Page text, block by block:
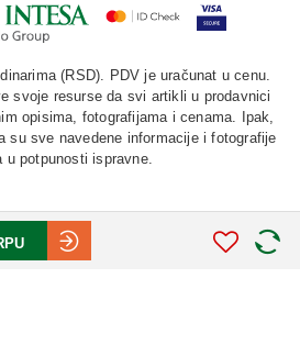
(RSD). PDV je uračunat u cenu.
svoje resurse da svi artikli u prodavnici
opisima, fotografijama i cenama. Ipak,
su sve navedene informacije i fotografije
u potpunosti ispravne.
Sva prava zadržana.